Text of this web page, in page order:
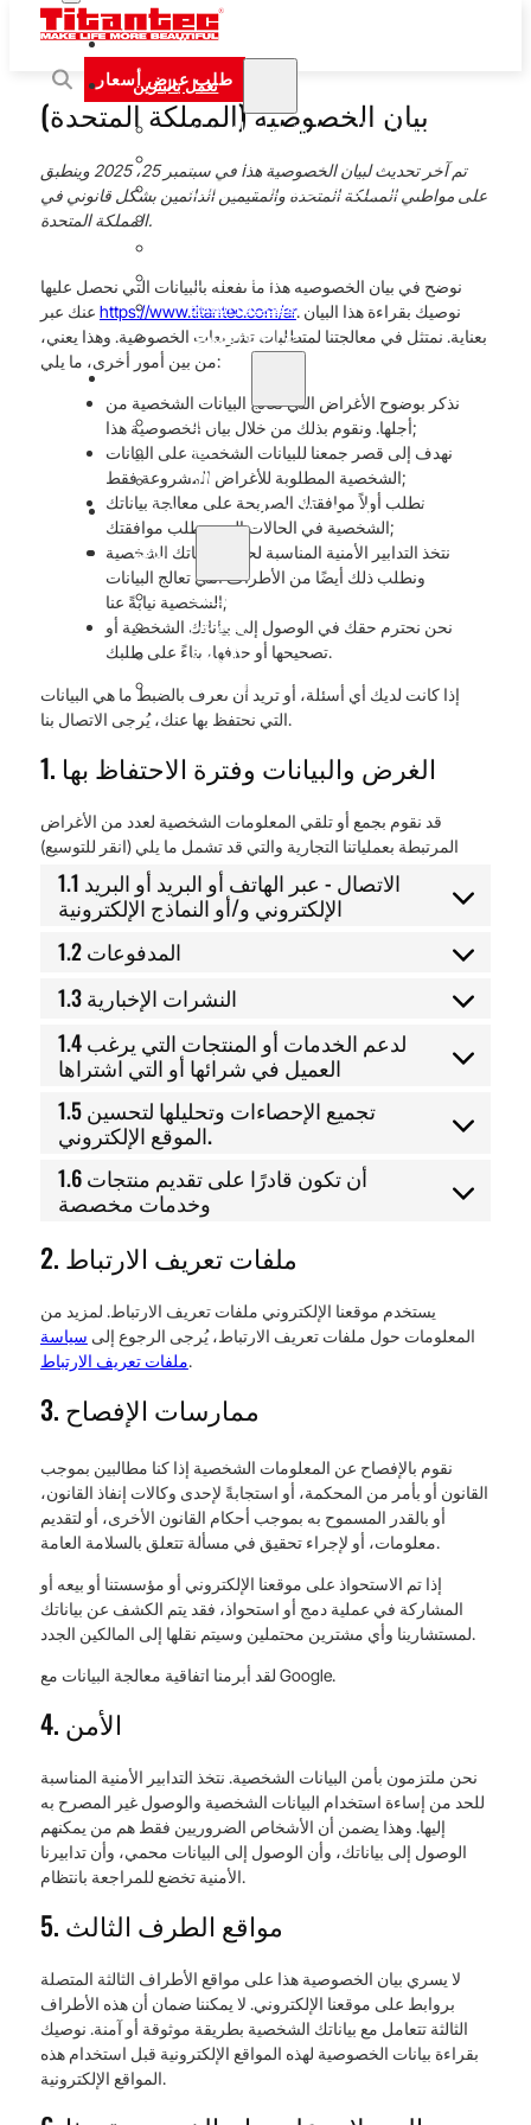
الصفحة الرئيسية
تعمل بالبنزين
آلات تشذيب الخيوط وقواطع الفرشاة
مناشير الأعمدة متعددة الوظائف
آلات تشذيب السياج
مضخات المياه
جزازات العشب
تعمل بالبطارية
20V
40V
60V
حلول تصنيع المعدات الأصلية/التصنيع حسب الطلب
الدعم
لماذا تيتانتك
نبذة عن
المدونة
اتصل بنا
طلب عرض أسعار
بيان الخصوصية (المملكة المتحدة)
تم آخر تحديث لبيان الخصوصية هذا في سبتمبر 25، 2025 وينطبق
على مواطني المملكة المتحدة والمقيمين الدائمين بشكل قانوني في
المملكة المتحدة.
نوضح في بيان الخصوصية هذا ما نفعله بالبيانات التي نحصل عليها
https://www.titantec.com/ar. نوصيك بقراءة هذا البيان
بعناية. نمتثل في معالجتنا لمتطلبات تشريعات الخصوصية. وهذا يعني،
من بين أمور أخرى، ما يلي:
نذكر بوضوح الأغراض التي نعالج البيانات الشخصية من
أجلها. ونقوم بذلك من خلال بيان الخصوصية هذا;
نهدف إلى قصر جمعنا للبيانات الشخصية على البيانات
الشخصية المطلوبة للأغراض المشروعة فقط;
نطلب أولاً موافقتك الصريحة على معالجة بياناتك
الشخصية في الحالات التي تتطلب موافقتك;
نتخذ التدابير الأمنية المناسبة لحماية بياناتك الشخصية
ونطلب ذلك أيضًا من الأطراف التي تعالج البيانات
الشخصية نيابةً عنا;
نحن نحترم حقك في الوصول إلى بياناتك الشخصية أو
تصحيحها أو حذفها، بناءً على طلبك.
إذا كانت لديك أي أسئلة، أو تريد أن تعرف بالضبط ما هي البيانات
التي نحتفظ بها عنك، يُرجى الاتصال بنا.
1. الغرض والبيانات وفترة الاحتفاظ بها
قد نقوم بجمع أو تلقي المعلومات الشخصية لعدد من الأغراض
المرتبطة بعملياتنا التجارية والتي قد تشمل ما يلي (انقر للتوسيع)
1.1 الاتصال - عبر الهاتف أو البريد أو البريد
الإلكتروني و/أو النماذج الإلكترونية
1.2 المدفوعات
1.3 النشرات الإخبارية
1.4 لدعم الخدمات أو المنتجات التي يرغب
العميل في شرائها أو التي اشتراها
1.5 تجميع الإحصاءات وتحليلها لتحسين
الموقع الإلكتروني.
1.6 أن تكون قادرًا على تقديم منتجات
وخدمات مخصصة
2. ملفات تعريف الارتباط
يستخدم موقعنا الإلكتروني ملفات تعريف الارتباط. لمزيد من
المعلومات حول ملفات تعريف الارتباط، يُرجى الرجوع إلى سياسة
ملفات تعريف الارتباط.
3. ممارسات الإفصاح
نقوم بالإفصاح عن المعلومات الشخصية إذا كنا مطالبين بموجب
القانون أو بأمر من المحكمة، أو استجابةً لإحدى وكالات إنفاذ القانون،
أو بالقدر المسموح به بموجب أحكام القانون الأخرى، أو لتقديم
معلومات، أو لإجراء تحقيق في مسألة تتعلق بالسلامة العامة.
إذا تم الاستحواذ على موقعنا الإلكتروني أو مؤسستنا أو بيعه أو
المشاركة في عملية دمج أو استحواذ، فقد يتم الكشف عن بياناتك
لمستشارينا وأي مشترين محتملين وسيتم نقلها إلى المالكين الجدد.
لقد أبرمنا اتفاقية معالجة البيانات مع Google.
4. الأمن
نحن ملتزمون بأمن البيانات الشخصية. نتخذ التدابير الأمنية المناسبة
للحد من إساءة استخدام البيانات الشخصية والوصول غير المصرح به
إليها. وهذا يضمن أن الأشخاص الضروريين فقط هم من يمكنهم
الوصول إلى بياناتك، وأن الوصول إلى البيانات محمي، وأن تدابيرنا
الأمنية تخضع للمراجعة بانتظام.
5. مواقع الطرف الثالث
لا يسري بيان الخصوصية هذا على مواقع الأطراف الثالثة المتصلة
بروابط على موقعنا الإلكتروني. لا يمكننا ضمان أن هذه الأطراف
الثالثة تتعامل مع بياناتك الشخصية بطريقة موثوقة أو آمنة. نوصيك
بقراءة بيانات الخصوصية لهذه المواقع الإلكترونية قبل استخدام هذه
المواقع الإلكترونية.